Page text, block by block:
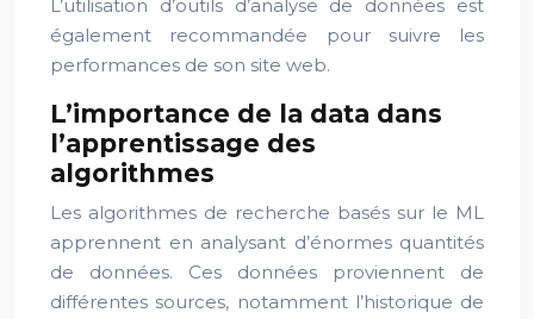
L’utilisation d’outils d’analyse de données est
également recommandée pour suivre les
performances de son site web.
L’importance de la data dans
l’apprentissage des
algorithmes
Les algorithmes de recherche basés sur le ML
apprennent en analysant d’énormes quantités
de données. Ces données proviennent de
différentes sources, notamment l’historique de